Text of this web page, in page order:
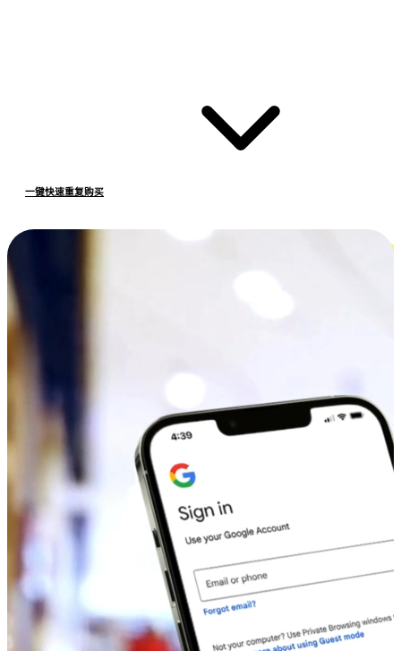
一键快速重复购买